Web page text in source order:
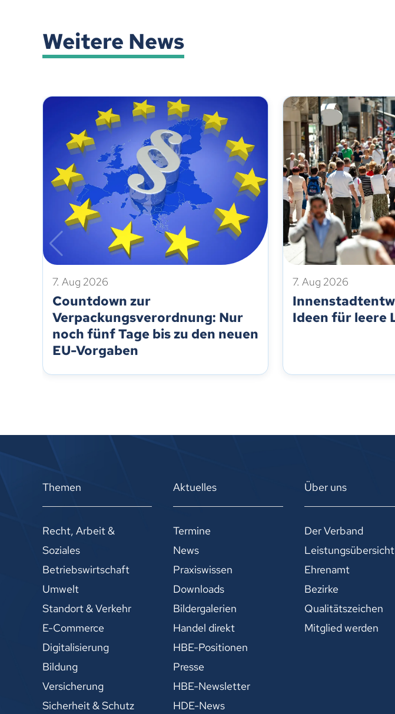
Weitere News
7. Aug 2026
Countdown zur
Verpackungsverordnung: Nur
noch fünf Tage bis zu den neuen
EU-Vorgaben
7. Aug 2026
Ideen für leere
Themen
Recht, Arbeit &
Soziales
Betriebswirtschaft
Umwelt
Standort & Verkehr
E-Commerce
Digitalisierung
Bildung
Versicherung
Sicherheit & Schutz
Aktuelles
Termine
News
Praxiswissen
Downloads
Bildergalerien
Handel direkt
HBE-Positionen
Presse
HBE-Newsletter
HDE-News
Über uns
Der Verband
Leistungsübersicht
Ehrenamt
Bezirke
Qualitätszeichen
Mitglied werden